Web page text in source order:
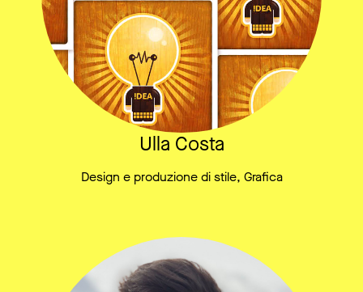
Ulla Costa
Design e produzione di stile, Grafica